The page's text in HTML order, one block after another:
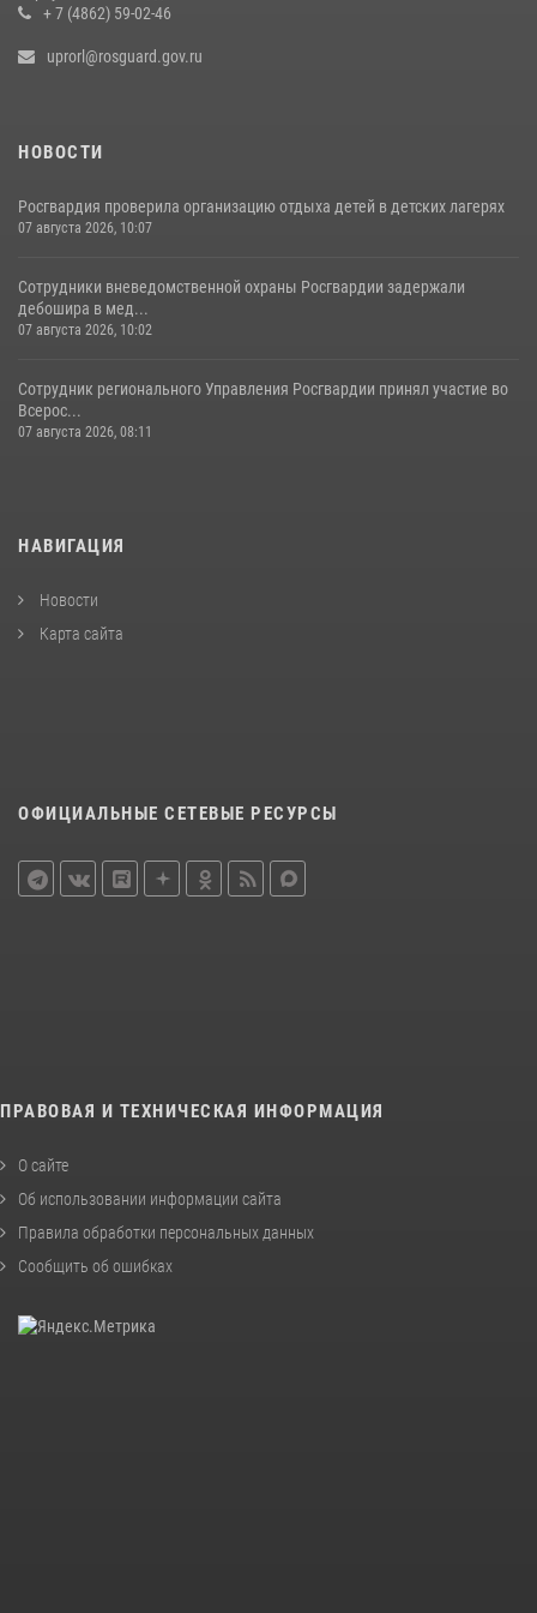
+ 7 (4862) 59-02-46
uprorl@rosguard.gov.ru
НОВОСТИ
Росгвардия проверила организацию отдыха детей в детских лагерях
07 августа 2026, 10:07
Сотрудники вневедомственной охраны Росгвардии задержали
дебошира в мед...
07 августа 2026, 10:02
Сотрудник регионального Управления Росгвардии принял участие во
Всерос...
07 августа 2026, 08:11
НАВИГАЦИЯ
Новости
Карта сайта
ОФИЦИАЛЬНЫЕ СЕТЕВЫЕ РЕСУРСЫ
ПРАВОВАЯ И ТЕХНИЧЕСКАЯ ИНФОРМАЦИЯ
О сайте
Об использовании информации сайта
Правила обработки персональных данных
Сообщить об ошибках